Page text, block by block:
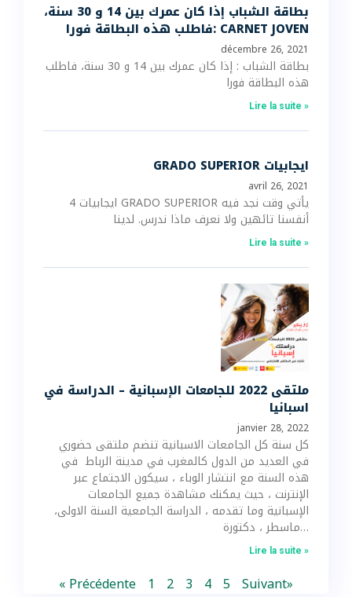
بطاقة الشباب إذا كان عمرك بين 14 و 30 سنة،
فاطلب هذه البطاقة فورا: CARNET JOVEN
décembre 26, 2021
بطاقة الشباب : إذا كان عمرك بين 14 و 30 سنة، فاطلب
هذه البطاقة فورا
Lire la suite »
GRADO SUPERIOR ايجابيات
avril 26, 2021
4 ايجابيات GRADO SUPERIOR يأتي وقت نجد فيه
أنفسنا تائهين ولا نعرف ماذا ندرس. لدينا
Lire la suite »
ملتقى 2022 للجامعات الإسبانية – الدراسة في
اسبانيا
janvier 28, 2022
كل سنة كل الجامعات الاسبانية تنضم ملتقى حضوري
في العديد من الدول كالمغرب في مدينة الرباط في
هذه السنة مع انتشار الوباء ، سيكون الاجتماع عبر
الإنترنت ، حيث يمكنك مشاهدة جميع الجامعات
الإسبانية وما تقدمه ، الدراسة الجامعية السنة الاولى،
ماسطر ، دكتورة…
Lire la suite »
« Précédente 1 2 3 4 5 Suivant»